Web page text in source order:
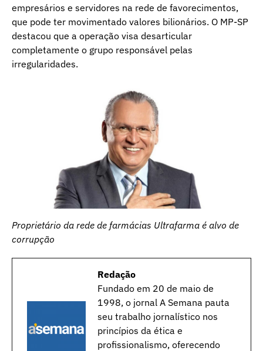
empresários e servidores na rede de favorecimentos,
que pode ter movimentado valores bilionários. O MP-SP
destacou que a operação visa desarticular
completamente o grupo responsável pelas
irregularidades.
Proprietário da rede de farmácias Ultrafarma é alvo de
corrupção
Redação
Fundado em 20 de maio de
1998, o jornal A Semana pauta
seu trabalho jornalístico nos
princípios da ética e
profissionalismo, oferecendo